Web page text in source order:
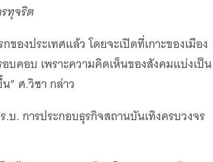
ทุจริต
งประเทศแล้ว โดยจะเปิดที่เกาะของเมือง
บคอบ เพราะความคิดเห็นของสังคมแบ่งเป็น
” ศ.วิชา กล่าว
.บ. การประกอบธุรกิจสถานบันเทิงครบวงจร